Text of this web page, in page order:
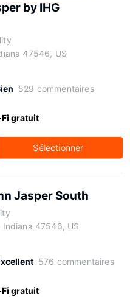
by IHG
47546, US
529 commentaires
gratuit
Sélectionner
Jasper South
Indiana 47546, US
576 commentaires
gratuit